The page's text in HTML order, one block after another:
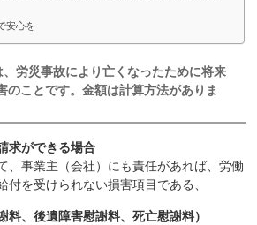
安心を
労災事故により亡くなったために将来
のことです。金額は計算方法がありま
求ができる場合
、事業主（会社）にも責任があれば、労働
付を受けられない損害項目である、
、後遺障害慰謝料、死亡慰謝料）